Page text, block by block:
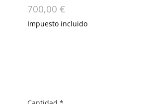
700,00 €Precio
Impuesto incluido